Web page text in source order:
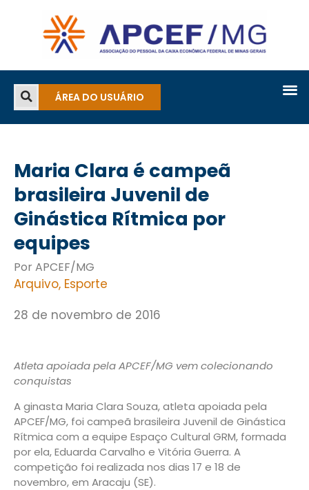
ÁREA DO USUÁRIO
Maria Clara é campeã
brasileira Juvenil de
Ginástica Rítmica por
equipes
Por APCEF/MG
Arquivo, Esporte
28 de novembro de 2016
Atleta apoiada pela APCEF/MG vem colecionando
conquistas
A ginasta Maria Clara Souza, atleta apoiada pela
APCEF/MG, foi campeã brasileira Juvenil de Ginástica
Rítmica com a equipe Espaço Cultural GRM, formada
por ela, Eduarda Carvalho e Vitória Guerra. A
competição foi realizada nos dias 17 e 18 de
novembro, em Aracaju (SE).